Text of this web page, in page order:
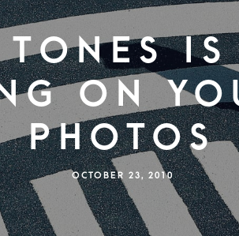
tones
on
photos
OCTOBER 23, 2010